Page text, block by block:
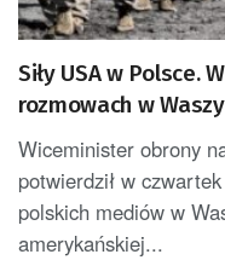
Siły USA w Polsce.
rozmowach w
Wiceminister obrony
potwierdził w
polskich mediów w
amerykańskiej...